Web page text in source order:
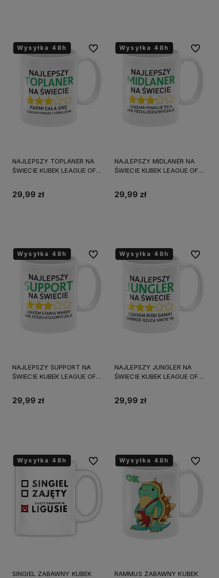
Wysyłka 48h
Wysyłka 48h
Wysyłka 48h
NAJLEPSZY TOPLANER NA
ŚWIECIE KUBEK LEAGUE OF
29,99 zł
Do ulubionychWysyłka 48h
Wysyłka 48h
Wysyłka 48h
NAJLEPSZY MIDLANER NA
ŚWIECIE KUBEK LEAGUE OF
29,99 zł
Do
Wysyłka 48h
Wysyłka 48h
Wysyłka 48h
NAJLEPSZY SUPPORT NA
ŚWIECIE KUBEK LEAGUE OF
29,99 zł
Do ulubionychWysyłka 48h
Wysyłka 48h
Wysyłka 48h
NAJLEPSZY JUNGLER NA
ŚWIECIE KUBEK LEAGUE OF
29,99 zł
Do
Wysyłka 48h
Wysyłka 48h
SINGIEL ZABAWNY KUBEK
Do ulubionychWysyłka 48h
Wysyłka 48h
RAMMUS ZABAWNY KUBEK
Do